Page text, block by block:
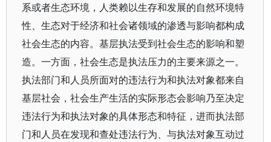
系或者生态环境，人类赖以生存和发展的自然环境特
性、生态对于经济和社会诸领域的渗透与影响都构成
社会生态的内容。基层执法受到社会生态的影响和塑
造。一方面，社会生态是执法压力的主要来源之一。
执法部门和人员所面对的违法行为和执法对象都来自
基层社会，社会生产生活的实际形态会影响乃至决定
违法行为和执法对象的具体形态和特征，进而执法部
门和人员在发现和查处违法行为、与执法对象互动过